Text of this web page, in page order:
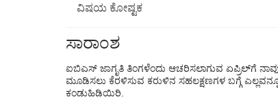
ವಿಷಯ ಕೋಷ್ಟಕ
IBS ಎಂದರೇನು?
ಕೆರಳಿಸುವ ಕರುಳಿನ ಸಹಲಕ್ಷಣಗಳ ಬಗ್ಗೆ
ಕೆರಳಿಸುವ ಕರುಳಿನ ಸಹಲಕ್ಷಣದ ಲಕ್ಷಣಗಳು
ಸಾರಾಂಶ
ಐಬಿಎಸ್ ಜಾಗೃತಿ ತಿಂಗಳೆಂದು ಆಚರಿಸಲಾಗುವ ಏಪ್ರಿಲ್‌ಗೆ ನಾವು
ಮೂಡಿಸಲು ಕೆರಳಿಸುವ ಕರುಳಿನ ಸಹಲಕ್ಷಣಗಳ ಬಗ್ಗೆ
ಕಂಡುಹಿಡಿಯಿರಿ.